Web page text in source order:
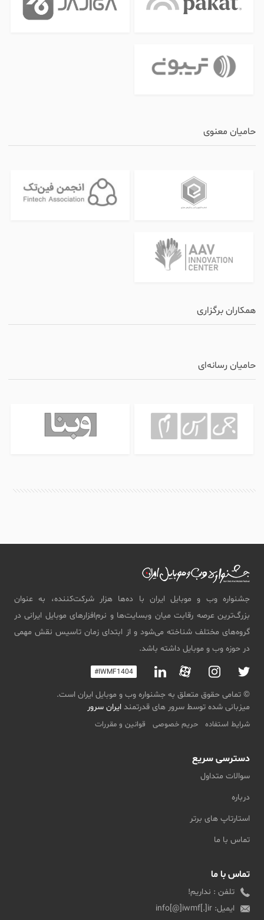
حامیان معنوی
همکاران برگزاری
حامیان رسانه‌ای
جشنواره وب و موبایل ایران با ده‌ها هزار شرکت‌کننده، به عنوان
بزرگ‌ترین عرصه رقابت میان وبسایت‌ها و نرم‌افزار‌های موبایل ایرانی در
گروه‌های مختلف شناخته می‌شود و از ابتدای زمان تاسیس نقش مهمی
در حوزه وب و موبایل داشته باشد.
#IWMF1404
© تمامی حقوق متعلق به جشنواره وب و موبایل ایران است.
میزبانی شده توسط سرور های قدرتمند ایران سرور
شرایط استفاده حریم خصوصی قوانین و مقررات
دسترسی سریع
سوالات متداول
درباره
استارتاپ های برتر
تماس با ما
تماس با ما
تلفن : نداریم!
ایمیل: info[@]iwmf[.]ir